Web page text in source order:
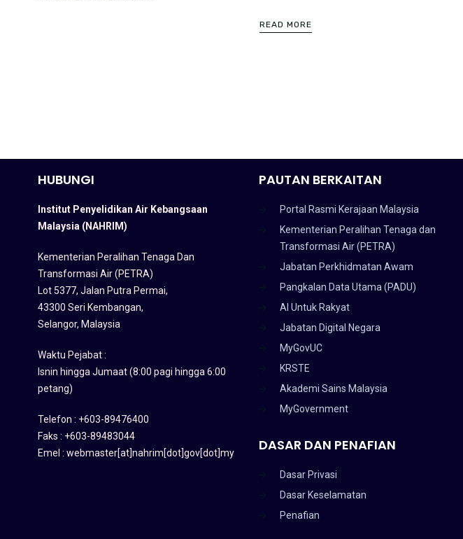
READ MORE
HUBUNGI
Institut Penyelidikan Air Kebangsaan
Malaysia (NAHRIM)
Kementerian Peralihan Tenaga Dan
Transformasi Air (PETRA)
Lot 5377, Jalan Putra Permai,
43300 Seri Kembangan,
Selangor, Malaysia
Waktu Pejabat :
Isnin hingga Jumaat (8:00 pagi hingga 6:00
petang)
Telefon : +603-89476400
Faks : +603-89483044
Emel : webmaster[at]nahrim[dot]gov[dot]my
PAUTAN BERKAITAN
Portal Rasmi Kerajaan Malaysia
Kementerian Peralihan Tenaga dan
Transformasi Air (PETRA)
Jabatan Perkhidmatan Awam
Pangkalan Data Utama (PADU)
AI Untuk Rakyat
Jabatan Digital Negara
MyGovUC
KRSTE
Akademi Sains Malaysia
MyGovernment
DASAR DAN PENAFIAN
Dasar Privasi
Dasar Keselamatan
Penafian